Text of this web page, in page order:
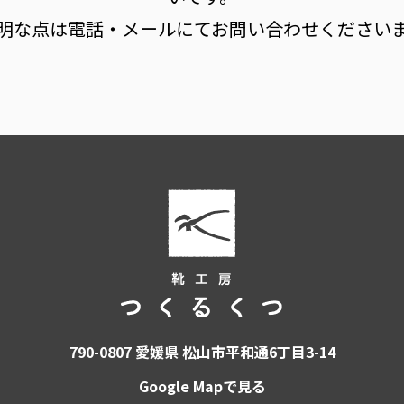
な点は電話・メールにてお問い合わせください
790-0807 愛媛県 松山市平和通6丁目3-14
Google Mapで見る